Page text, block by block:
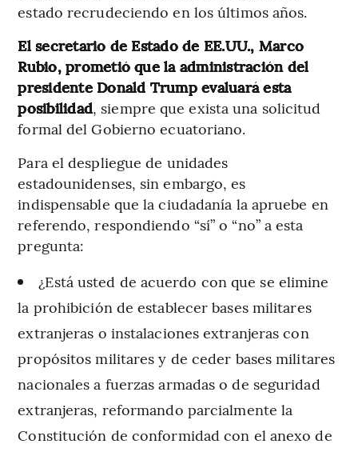
estado recrudeciendo en los últimos años.
El secretario de Estado de EE.UU., Marco
Rubio, prometió que la administración del
presidente Donald Trump evaluará esta
posibilidad, siempre que exista una solicitud
formal del Gobierno ecuatoriano.
Para el despliegue de unidades
estadounidenses, sin embargo, es
indispensable que la ciudadanía la apruebe en
referendo, respondiendo “sí” o “no” a esta
pregunta:
¿Está usted de acuerdo con que se elimine
la prohibición de establecer bases militares
extranjeras o instalaciones extranjeras con
propósitos militares y de ceder bases militares
nacionales a fuerzas armadas o de seguridad
extranjeras, reformando parcialmente la
Constitución de conformidad con el anexo de